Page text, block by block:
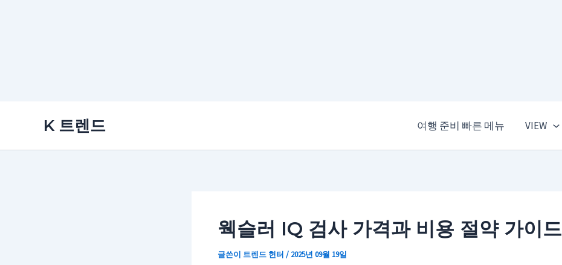
K 트렌드 여행 준비 빠른 메뉴 VIEW
웩슬러 IQ 검사 가격과 비용 절약 가이드
글쓴이 트렌드 헌터 / 2025년 09월 19일